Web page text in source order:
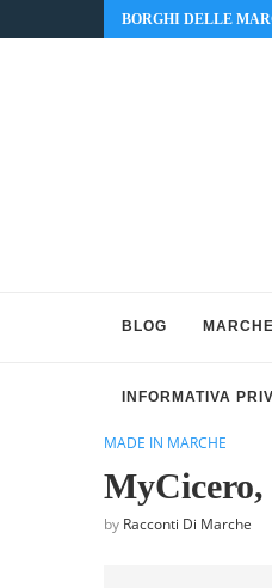
BORGHI DELLE
BLOG MARCHE
INFORMATIVA
MADE IN MARCHE
MyCicero,
by Racconti Di Marche